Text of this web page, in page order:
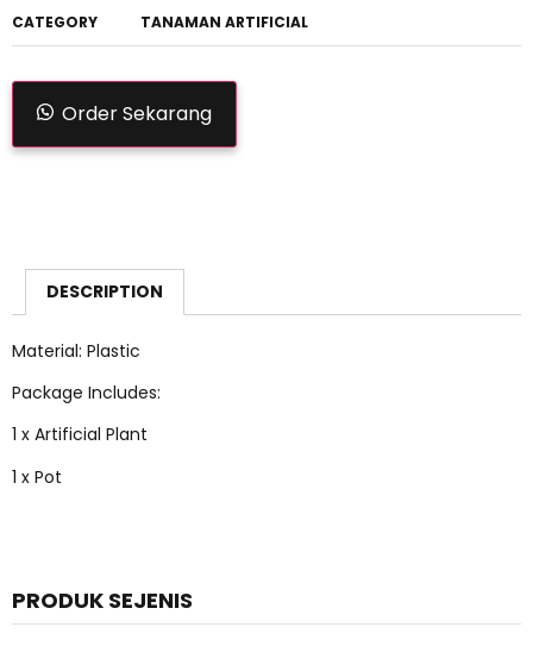
CATEGORY TANAMAN ARTIFICIAL
Order Sekarang
DESCRIPTION
Material: Plastic
Package Includes:
1 x Artificial Plant
1 x Pot
PRODUK SEJENIS